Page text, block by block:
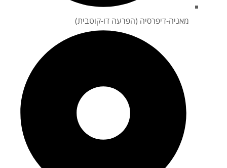
מאניה-דיפרסיה (הפרעה דו-קוטבית)